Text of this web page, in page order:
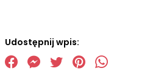
Udostępnij wpis: